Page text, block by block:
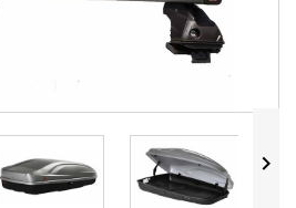
